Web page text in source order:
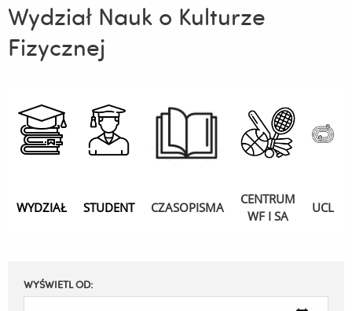
Wydział Nauk o Kulturze
Fizycznej
WYDZIAŁ STUDENT CZASOPISMA
CENTRUM
WF I SA
UCL
Filtruj
wyniki
WYŚWIETL OD: